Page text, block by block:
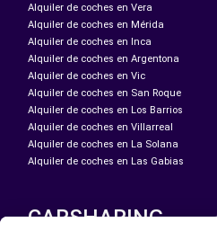
Alquiler de coches en Vera
Alquiler de coches en Mérida
Alquiler de coches en Inca
Alquiler de coches en Argentona
Alquiler de coches en Vic
Alquiler de coches en San Roque
Alquiler de coches en Los Barrios
Alquiler de coches en Villarreal
Alquiler de coches en La Solana
Alquiler de coches en Las Gabias
CARSHARING